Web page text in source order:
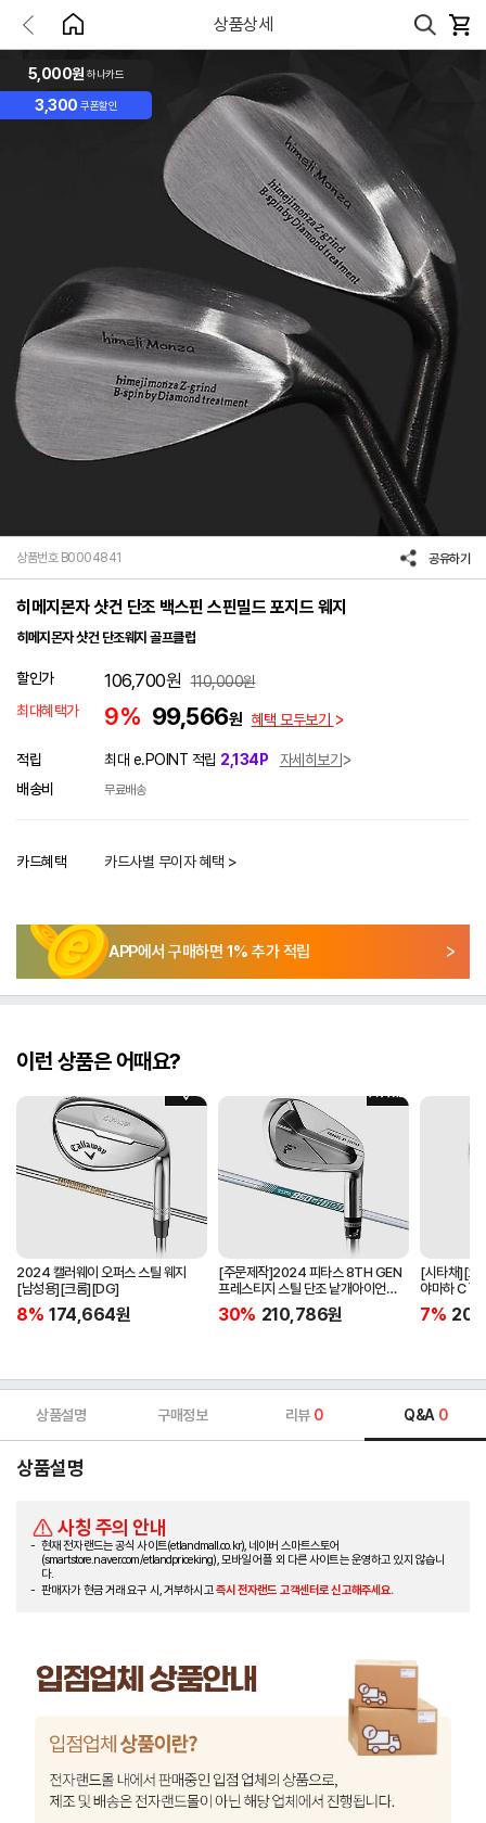
상품상세
5,000원 하나카드
3,300 쿠폰할인
상품번호 B0004841 공유하기
히메지몬자 샷건 단조 백스핀 스핀밀드 포지드 웨지
히메지몬자 샷건 단조웨지 골프클럽
할인가 106,700원 110,000원
최대혜택가
9% 99,566원 혜택 모두보기
적립 최대 e.POINT 적립 2,134P
자세히보기
배송비
무료배송
카드혜택 카드사별 무이자 혜택 >
APP에서 구매하면 1% 추가 적립
이런 상품은 어때요?
2024 캘러웨이 오퍼스 스틸 웨지
[남성용][크롬][DG]
8% 174,664원
[주문제작]2024 피타스 8TH GEN
프레스티지 스틸 단조 낱개아이언
[남성용][4번][NSPRO950GH
NEO]
30% 210,786원
[시타채][오
야마하 C`s
[여성용][화
ORIGINAL]
7%
상품설명 구매정보 리뷰 0 Q&A 0
상품설명
사칭 주의 안내
현재 전자랜드는 공식 사이트(etlandmall.co.kr), 네이버 스마트스토어
(smartstore.naver.com/etlandpriceking), 모바일 어플 외 다른 사이트는 운영하고 있지 않습니
다.
판매자가 현금 거래 요구 시, 거부하시고즉시 전자랜드 고객센터로 신고해주세요.